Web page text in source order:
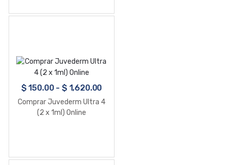
$ 150.00- $ 1,620.00
Comprar Juvederm Ultra 4
(2 x 1ml) Online